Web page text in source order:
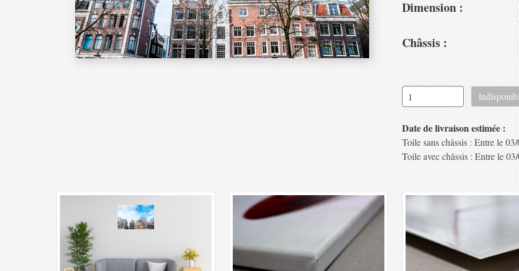
Dimension :
Châssis :
Date de livraison estimée :
Toile sans châssis : Entre le
Toile avec châssis : Entre le